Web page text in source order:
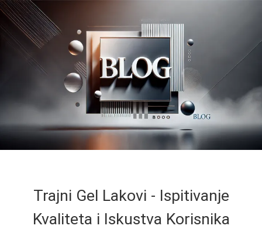
Trajni Gel Lakovi - Ispitivanje
Kvaliteta i Iskustva Korisnika